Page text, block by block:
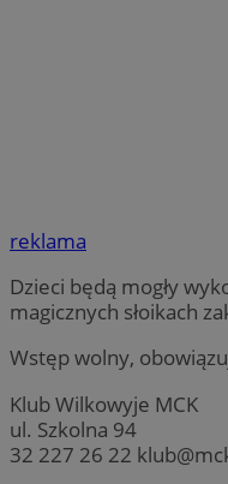
reklama
Dzieci będą mogły
magicznych słoikach
Wstęp wolny,
Klub Wilkowyje MCK
ul. Szkolna 94
32 227 26 22